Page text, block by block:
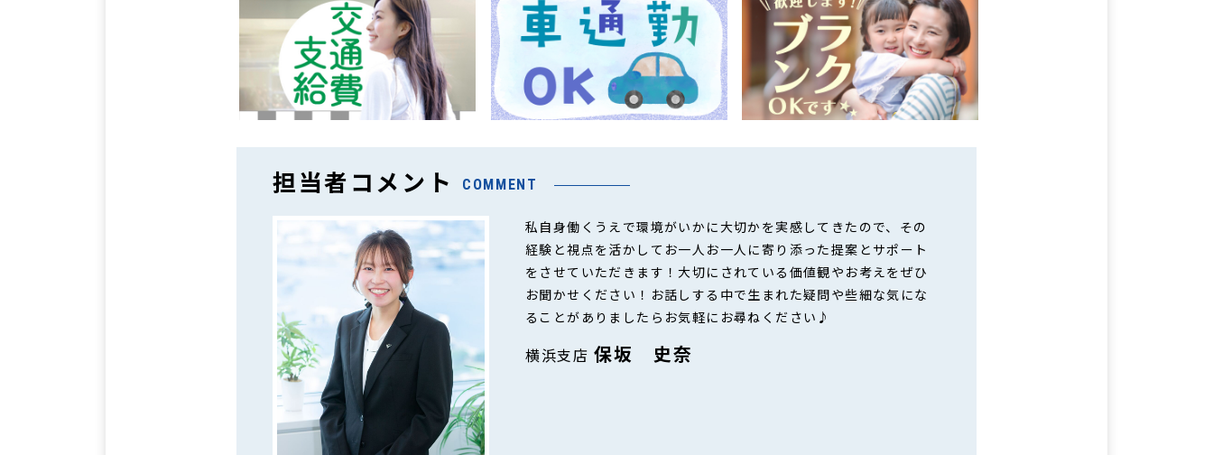
担当者コメント COMMENT
私自身働くうえで環境がいかに大切かを実感してきたので、その
経験と視点を活かしてお一人お一人に寄り添った提案とサポート
をさせていただきます！大切にされている価値観やお考えをぜひ
お聞かせください！お話しする中で生まれた疑問や些細な気にな
ることがありましたらお気軽にお尋ねください♪
横浜支店 保坂 史奈